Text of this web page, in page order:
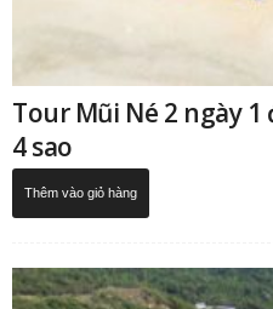
Tour Mũi Né 2 ngày
4 sao
Thêm vào giỏ hàng